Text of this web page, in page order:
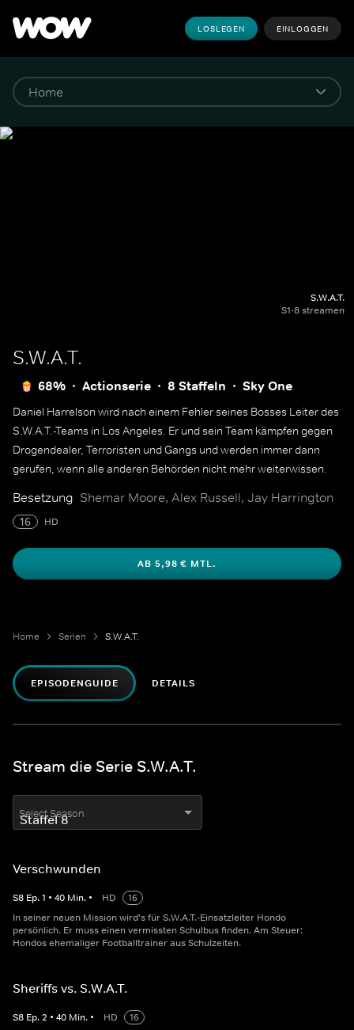
LOSLEGEN EINLOGGEN
S.W.A.T.
S1-8 streamen
S.W.A.T.
68% Actionserie 8 Staffeln Sky One
Daniel Harrelson wird nach einem Fehler seines Bosses Leiter des
S.W.A.T.-Teams in Los Angeles. Er und sein Team kämpfen gegen
Drogendealer, Terroristen und Gangs und werden immer dann
gerufen, wenn alle anderen Behörden nicht mehr weiterwissen.
Besetzung Shemar Moore, Alex Russell, Jay Harrington
16 HD
AB 5,98 € MTL.
Home Serien S.W.A.T.
EPISODENGUIDE DETAILS
Stream die Serie S.W.A.T.
Select Season
Verschwunden
S8 Ep.1 • 40 Min. • HD
16
In seiner neuen Mission wird's für S.W.A.T.-Einsatzleiter Hondo
persönlich. Er muss einen vermissten Schulbus finden. Am Steuer:
Hondos ehemaliger Footballtrainer aus Schulzeiten.
Sheriffs vs. S.W.A.T.
S8 Ep.2 • 40 Min. • HD
16